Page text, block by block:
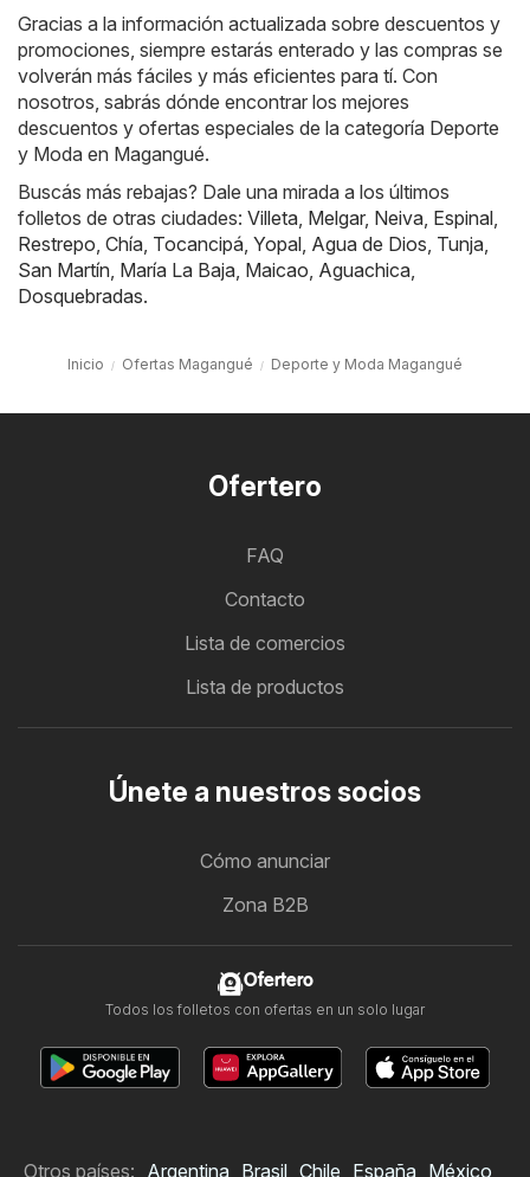
Gracias a la información actualizada sobre descuentos y
promociones, siempre estarás enterado y las compras se
volverán más fáciles y más eficientes para tí. Con
nosotros, sabrás dónde encontrar los mejores
descuentos y ofertas especiales de la categoría Deporte
y Moda en Magangué.
Buscás más rebajas? Dale una mirada a los últimos
folletos de otras ciudades: Villeta, Melgar, Neiva, Espinal,
Restrepo, Chía, Tocancipá, Yopal, Agua de Dios, Tunja,
San Martín, María La Baja, Maicao, Aguachica,
Dosquebradas.
Inicio Ofertas Magangué Deporte y Moda Magangué
Ofertero
FAQ
Contacto
Lista de comercios
Lista de productos
Únete a nuestros socios
Cómo anunciar
Zona B2B
Ofertero
Todos los folletos con ofertas en un solo lugar
Otros países: Argentina Brasil Chile España México